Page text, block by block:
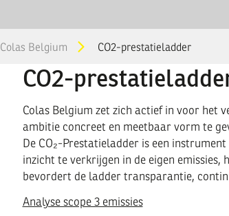
Colas Belgium CO2-prestatieladder
CO2-
Colas Belgium zet zich actief in voor het
ambitie concreet en meetbaar vorm te
De CO₂-Prestatieladder is een
inzicht te verkrijgen in de eigen
bevordert de ladder transparantie,
Analyse scope 3 emissies